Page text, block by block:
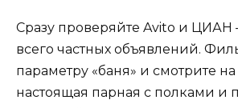
Сразу проверяйте Avito и ЦИАН
всего частных объявлений.
параметру «баня» и смотрите на
настоящая парная с полками и